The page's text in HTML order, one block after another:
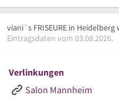
viani´s FRISEURE in
Eintragsdaten vom 03.08.2026.
Verlinkungen
Salon Mannheim